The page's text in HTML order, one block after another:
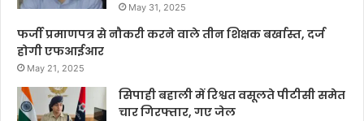
May 31, 2025
फर्जी प्रमाणपत्र से नौकरी करने वाले तीन शिक्षक बर्खास्त, दर्ज
होगी एफआईआर
May 21, 2025
सिपाही बहाली में रिश्वत वसूलते पीटीसी समेत
चार गिरफ्तार, गए जेल